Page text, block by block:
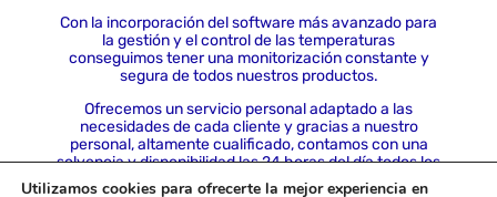
Con la incorporación del software más avanzado para
la gestión y el control de las temperaturas
conseguimos tener una monitorización constante y
segura de todos nuestros productos.
Ofrecemos un servicio personal adaptado a las
necesidades de cada cliente y gracias a nuestro
personal, altamente cualificado, contamos con una
solvencia y disponibilidad las 24 horas del día todos los
días del año.
Utilizamos cookies para ofrecerte la mejor experiencia en